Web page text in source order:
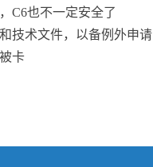
C6也不一定安全了
技术文件，以备例外申请
卡